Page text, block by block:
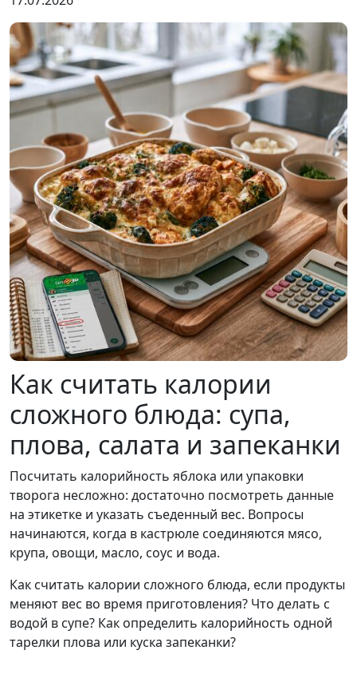
Как считать калории
сложного блюда: супа,
плова, салата и запеканки
Посчитать калорийность яблока или упаковки
творога несложно: достаточно посмотреть данные
на этикетке и указать съеденный вес. Вопросы
начинаются, когда в кастрюле соединяются мясо,
крупа, овощи, масло, соус и вода.
Как считать калории сложного блюда, если продукты
меняют вес во время приготовления? Что делать с
водой в супе? Как определить калорийность одной
тарелки плова или куска запеканки?